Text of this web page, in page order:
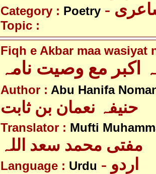
Category : Poetry
Topic :
Fiqh e Akbar maa wasiyat
اکبر مع وصیت نامہ
Author : Abu Hanifa
حنیفہ نعمان بن ثابت
Translator : Mufti
مفتی محمد سعد اللہ
Language : Urdu - اردو